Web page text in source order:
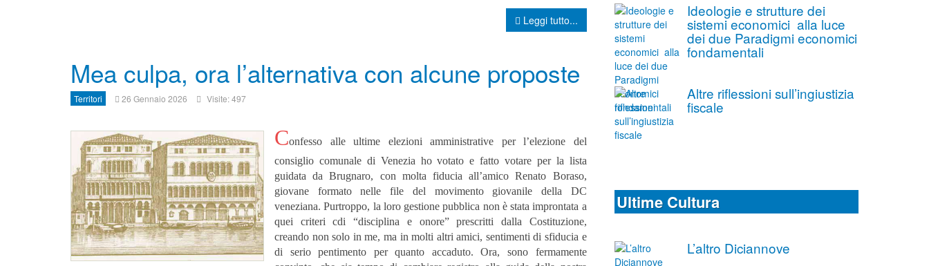
Leggi tutto...
Mea culpa, ora l’alternativa con alcune proposte
Territori 26 Gennaio 2026 Visite: 497
Confesso alle ultime elezioni amministrative per l’elezione del
consiglio comunale di Venezia ho votato e fatto votare per la lista
guidata da Brugnaro, con molta fiducia all’amico Renato Boraso,
giovane formato nelle file del movimento giovanile della DC
veneziana.Purtroppo, la loro gestione pubblica non è stata improntata a
quei criteri cdi “disciplina e onore” prescritti dalla Costituzione,
creando non solo in me, ma in molti altri amici, sentimenti di sfiducia e
di serio pentimento per quanto accaduto. Ora, sono fermamente
Ideologie e strutture dei
sistemi economici alla luce
dei due Paradigmi economici
fondamentali
Altre riflessioni sull’ingiustizia
fiscale
Ultime Cultura
L’altro Diciannove